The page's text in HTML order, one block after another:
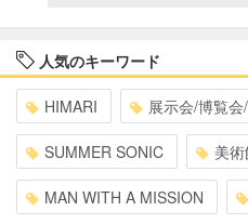
人気のキーワード
HIMARI 展示会/博覧
SUMMER SONIC 美
MAN WITH A MISSION